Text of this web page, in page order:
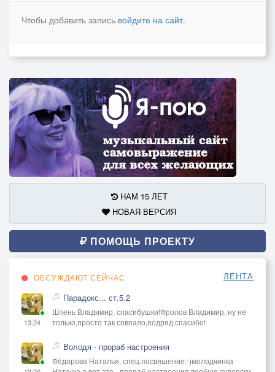
Чтобы добавить запись войдите на сайт.
НАМ 15 ЛЕТ
НОВАЯ ВЕРСИЯ
ПОМОЩЬ ПРОЕКТУ
ОБСУЖДАЮТ СЕЙЧАС ЛЕНТА
13:24
Парадокс... ст.5.2
Шпень Владимир, спасибушки!Фролов Владимир, ну не
только,просто так совпало,подряд,спасибо!
Володя - прораб настроения
Фёдорова Наталья, спец.посвяшение:-)молодчинка